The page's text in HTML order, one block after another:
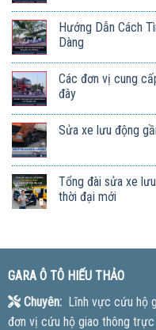
Hướng Dẫn Cách
Dàng
Các đơn vị cung
đây
Sửa xe lưu động
Tổng đài sửa xe
thời đại mới
GARA Ô TÔ HIẾU THẢO
Chuyên:Lĩnh vực cứu hộ
đơn vị cứu hộ giao thông